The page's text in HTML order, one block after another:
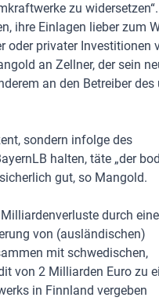
zu widersetzen“.
ihre Einlagen lieber zum
oder privater Investitionen
an Zellner, der sein
an den Betreiber
sondern infolge des
halten, täte „der
gut, so Mangold.
durch eine
von (ausländischen)
mit schwedischen,
von 2 Milliarden Euro zu
in Finnland vergeben